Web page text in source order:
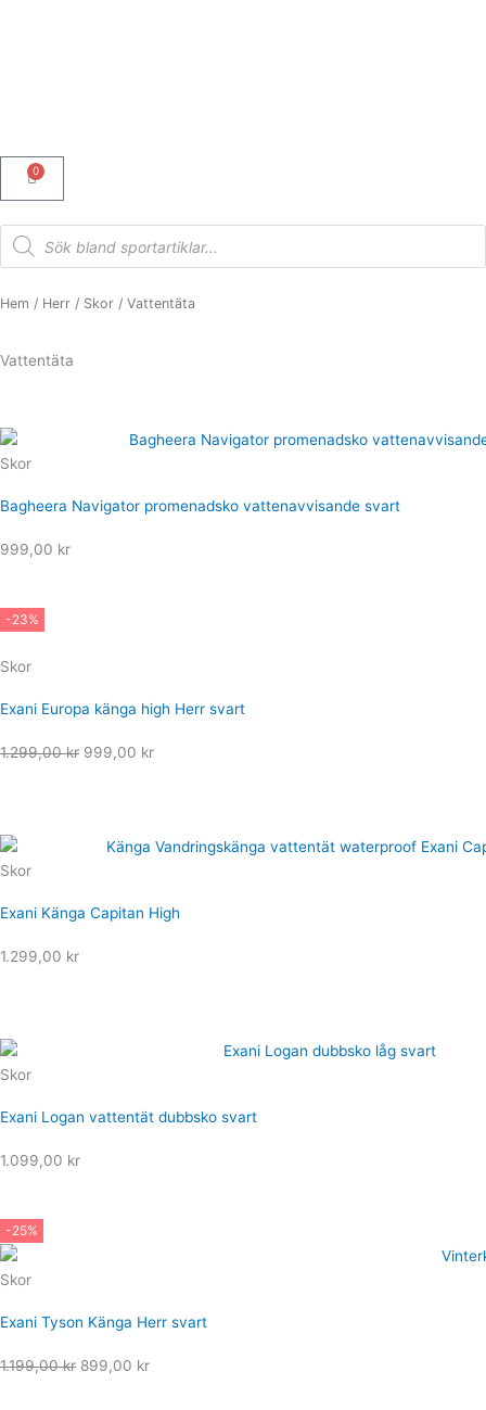
0
Varukorg
Products
search
Hem / Herr / Skor / Vattentäta
Vattentäta
Skor
Bagheera Navigator promenadsko vattenavvisande svart
999,00 kr
-23%
Skor
Exani Europa känga high Herr svart
1.299,00kr Det
1.299,00 kr.
999,00 krDet
999,00 kr.
Skor
Exani Känga Capitan High
1.299,00 kr
Skor
Exani Logan vattentät dubbsko svart
1.099,00 kr
-25%
Skor
Exani Tyson Känga Herr svart
1.199,00kr Det
899,00 krDet